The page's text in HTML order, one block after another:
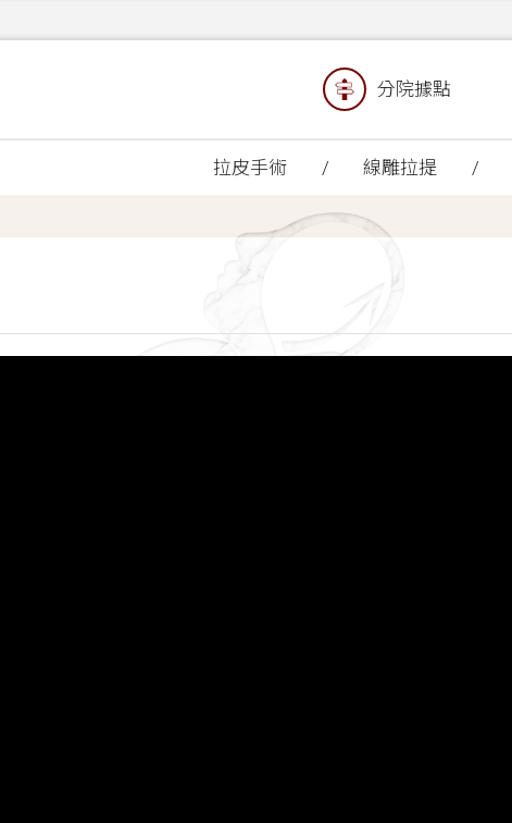
分院據點
拉皮手術 線雕拉提